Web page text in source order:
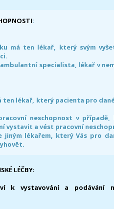
:
má ten lékař, který svým
specialista, lékař v
lékař, který pacienta pro
neschopnost v případě,
vystavit a vést pracovní
lékařem, který Vás pro
LÉČBY:
k vystavování a podávání